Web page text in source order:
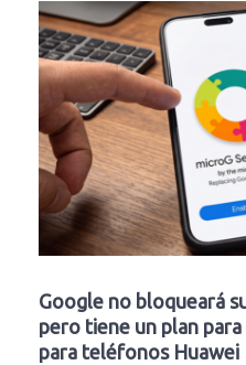
Google no bloqueará
pero tiene un plan
para teléfonos Huawei